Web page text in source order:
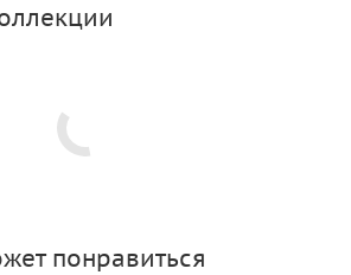
понравиться